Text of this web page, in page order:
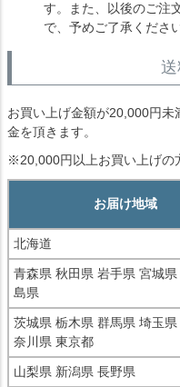
す。また、以後のご注
で、予めご了承ください
お買い上げ金額が20,000円
金を頂きます。
※20,000円以上お買い上げの
お届け地域
北海道
青森県 秋田県 岩手県 宮城
島県
茨城県 栃木県 群馬県 埼玉
奈川県 東京都
山梨県 新潟県 長野県